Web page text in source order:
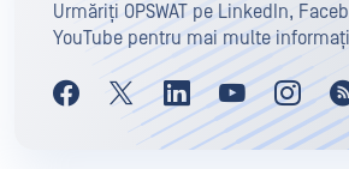
Urmăriți OPSWAT pe LinkedIn,
YouTube pentru mai multe